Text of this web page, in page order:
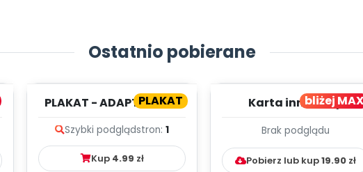
Ostatnio pobierane
PLAKAT
PLAKAT - ADAPTACJA -
Szybki podglądstron: 1
Kup 4.99 zł
bliżej MAX
Karta innowacji
Kumpelkowo
Brak podglądu
Pobierz lub kup19.90 zł